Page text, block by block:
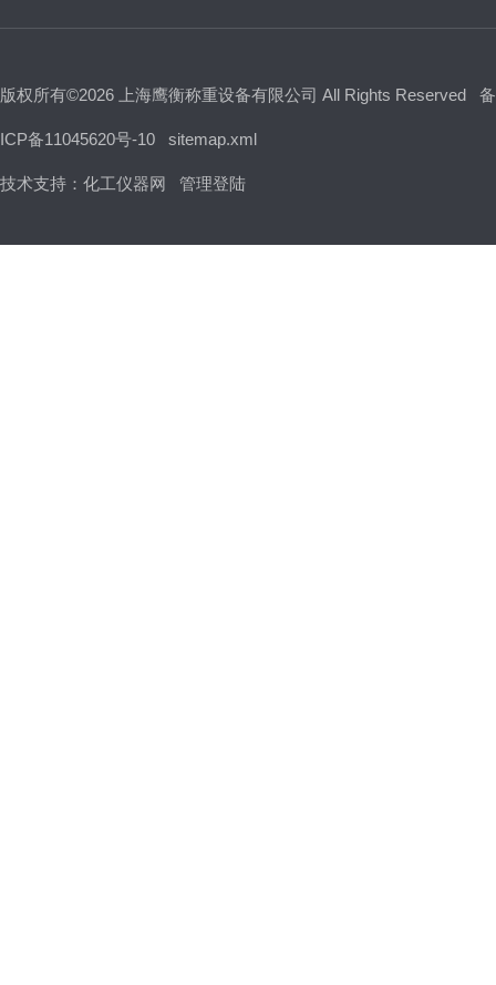
版权所有©2026 上海鹰衡称重设备有限公司 All Rights Reserved
ICP备11045620号-10 sitemap.xml
技术支持： 化工仪器网 管理登陆